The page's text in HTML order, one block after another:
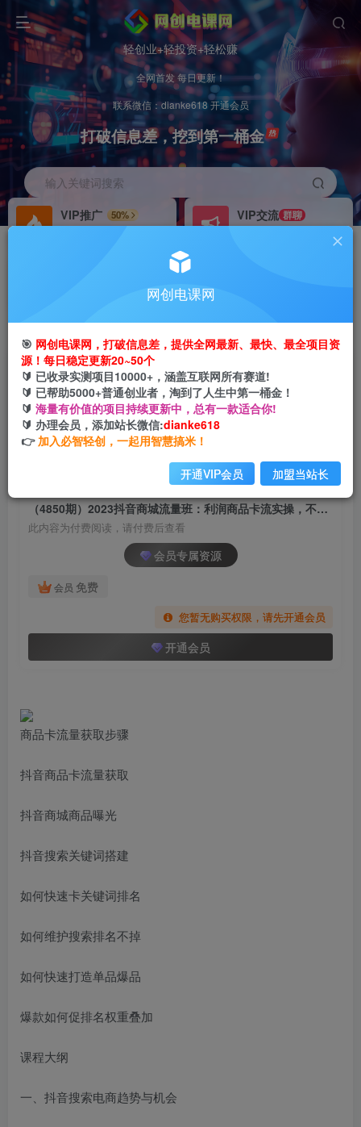
轻创业+轻投资+轻松赚
全网首发 每日更新！
联系微信：dianke618 开通会员
打破信息差，挖到第一桶金
输入关键词搜索
VIP推广
50%
VIP交流 群聊
研究探讨更多创业项目路子。
搭建同款网站，自己当老板
（4850期）2023抖音商城流量班：利润商品卡流
实操，不开播-不发视频-也能卖货(无水印)
网创电课网
2年前发布
570 73
（4850期）2023抖音商城流量班：利润商品卡流实操，不开播-不发视频-也能卖货(无水印)
此内容为付费阅读，请付费后查看
会员专属资源
会员 免费
您暂无购买权限，请先开通会员
开通会员
商品卡流量获取步骤
抖音商品卡流量获取
抖音商城商品曝光
抖音搜索关键词搭建
如何快速卡关键词排名
如何维护搜索排名不掉
如何快速打造单品爆品
爆款如何促排名权重叠加
课程大纲
一、抖音搜索电商趋势与机会
网创电课网
🎯 网创电课网，打破信息差，提供全网最新、最快、最全项目资
源！每日稳定更新20~50个
🔰 已收录实测项目10000+，涵盖互联网所有赛道!
🔰 已帮助5000+普通创业者，淘到了人生中第一桶金！
🔰 海量有价值的项目持续更新中，总有一款适合你!
🔰 办理会员，添加站长微信:dianke618
👉 加入必智轻创，一起用智慧搞米！
开通VIP会员 加盟当站长